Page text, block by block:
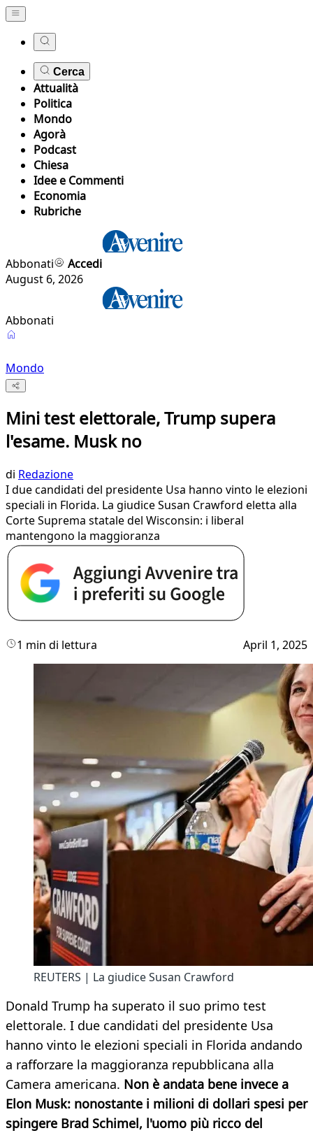
Cerca
Attualità
Politica
Mondo
Agorà
Podcast
Chiesa
Idee e Commenti
Economia
Rubriche
Abbonati
Accedi
August 6, 2026
Abbonati
Mondo
Mini test elettorale, Trump supera
l'esame. Musk no
di Redazione
I due candidati del presidente Usa hanno vinto le elezioni
speciali in Florida. La giudice Susan Crawford eletta alla
Corte Suprema statale del Wisconsin: i liberal
mantengono la maggioranza
1 min di lettura April 1, 2025
REUTERS | La giudice Susan Crawford
Donald Trump ha superato il suo primo test
elettorale. I due candidati del presidente Usa
hanno vinto le elezioni speciali in Florida andando
a rafforzare la maggioranza repubblicana alla
Camera americana. Non è andata bene invece a
Elon Musk: nonostante i milioni di dollari spesi per
spingere Brad Schimel, l'uomo più ricco del